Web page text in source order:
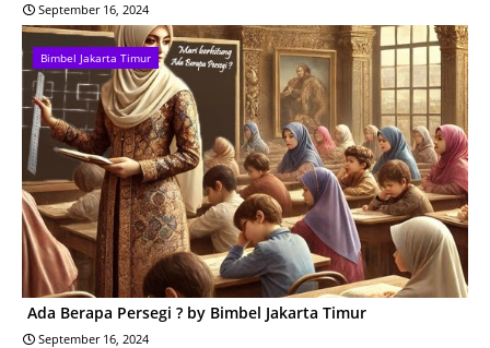
September 16, 2024
Bimbel Jakarta Timur
Ada Berapa Persegi ? by Bimbel Jakarta Timur
September 16, 2024